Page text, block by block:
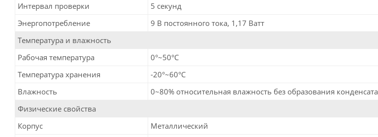
Интервал проверки
5 секунд
Энергопотребление
9 В постоянного тока, 1,17 Ватт
Температура и влажность
Рабочая температура
0°~50°C
Температура хранения
-20°~60°C
Влажность
0~80% относительная влажность без образования конденсата
Физические свойства
Корпус
Металлический